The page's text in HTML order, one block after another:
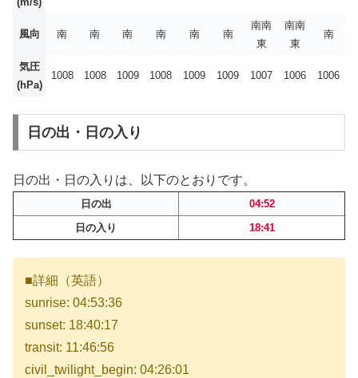
風向 南 南 南 南 南 南
南南
東
南南
東
南
気圧
(hPa)
1008 1008 1009 1008 1009 1009 1007 1006 1006
日の出・日の入り
日の出・日の入りは、以下のとおりです。
日の出
04:52
日の入り
18:41
■詳細（英語）
sunrise: 04:53:36
sunset: 18:40:17
transit: 11:46:56
civil_twilight_begin: 04:26:01